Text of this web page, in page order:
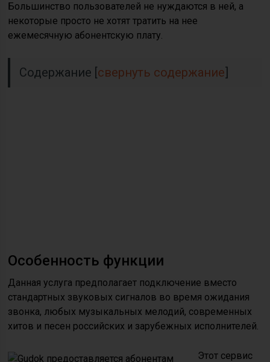
Большинство пользователей не нуждаются в ней, а
некоторые просто не хотят тратить на нее
ежемесячную абонентскую плату.
Содержание [свернуть содержание]
Особенность функции
Данная услуга предполагает подключение вместо
стандартных звуковых сигналов во время ожидания
звонка, любых музыкальных мелодий, современных
хитов и песен российских и зарубежных исполнителей.
Этот сервис